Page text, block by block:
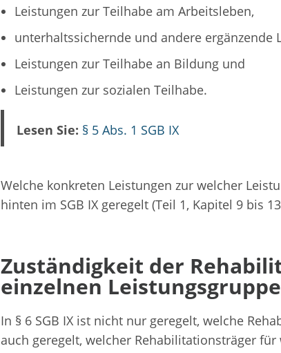
Leistungen zur Teilhabe am Arbeitsleben,
unterhaltssichernde und andere ergänzende
Leistungen zur Teilhabe an Bildung und
Leistungen zur sozialen Teilhabe.
Lesen Sie: § 5 Abs. 1 SGB IX
Welche konkreten Leistungen zur welcher
hinten im SGB IX geregelt (Teil 1, Kapitel 9 bis
Zuständigkeit der
einzelnen
In § 6 SGB IX ist nicht nur geregelt, welche
auch geregelt, welcher Rehabilitationsträger